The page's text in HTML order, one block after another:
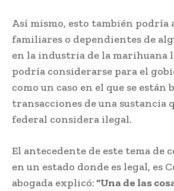
Así mismo, esto también podría
familiares o dependientes de
en la industria de la marihuana
podría considerarse para el
como un caso en el que se están
transacciones de una sustancia
federal considera ilegal.
El antecedente de este tema de
en un estado donde es legal, es
abogada explicó:“Una de las